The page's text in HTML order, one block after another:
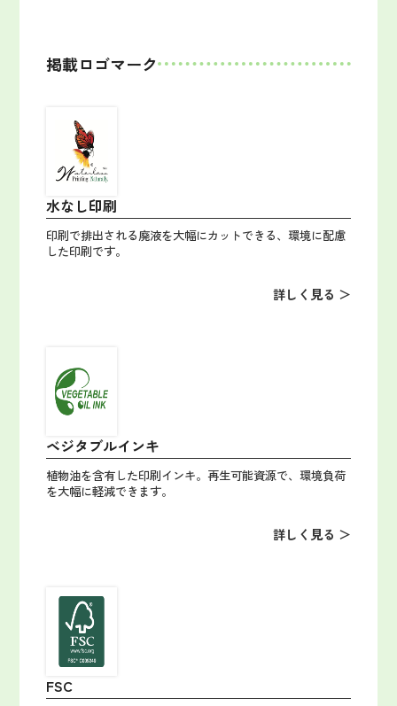
掲載ロゴマーク
水なし印刷
印刷で排出される廃液を大幅にカットできる、環境に配慮
した印刷です。
詳しく見る ＞
ベジタブルインキ
植物油を含有した印刷インキ。再生可能資源で、環境負荷
を大幅に軽減できます。
詳しく見る ＞
FSC